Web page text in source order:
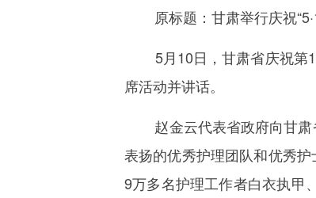
原标题：甘肃举行庆祝
5月10日，甘肃省庆祝第
席活动并讲话。
赵金云代表省政府向甘肃
表扬的优秀护理团队和优秀
9万多名护理工作者白衣执甲